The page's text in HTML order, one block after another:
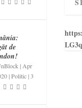
de
| Apr
|Politic|3